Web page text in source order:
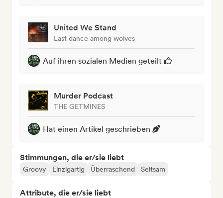
United We Stand
Last dance among wolves
Auf ihren sozialen Medien geteilt
Murder Podcast
THE GETMINES
Hat einen Artikel geschrieben
Stimmungen, die er/sie liebt
Groovy Einzigartig Überraschend Seltsam
Attribute, die er/sie liebt